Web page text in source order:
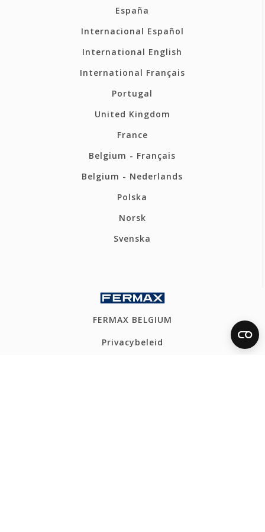
España
Internacional Español
International English
International Français
Portugal
United Kingdom
France
Belgium - Français
Belgium - Nederlands
Polska
Norsk
Svenska
FERMAX BELGIUM
Privacybeleid